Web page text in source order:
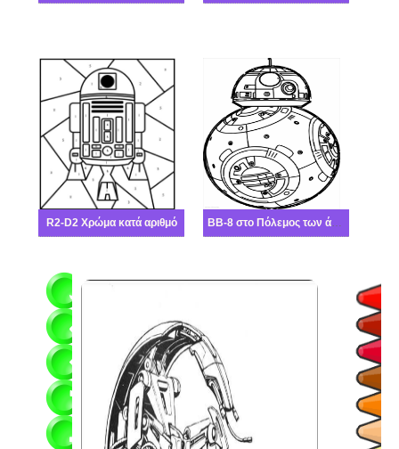
R2-D2 Χρώμα κατά αριθμό BB-8 στο Πόλεμος των άστρων